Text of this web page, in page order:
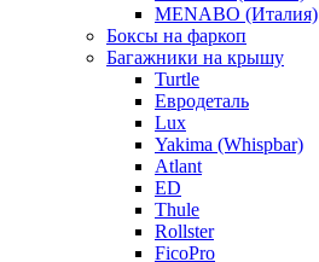
MENABO (Италия)
Боксы на фаркоп
Багажники на крышу
Turtle
Евродеталь
Lux
Yakima (Whispbar)
Atlant
ED
Thule
Rollster
FicoPro